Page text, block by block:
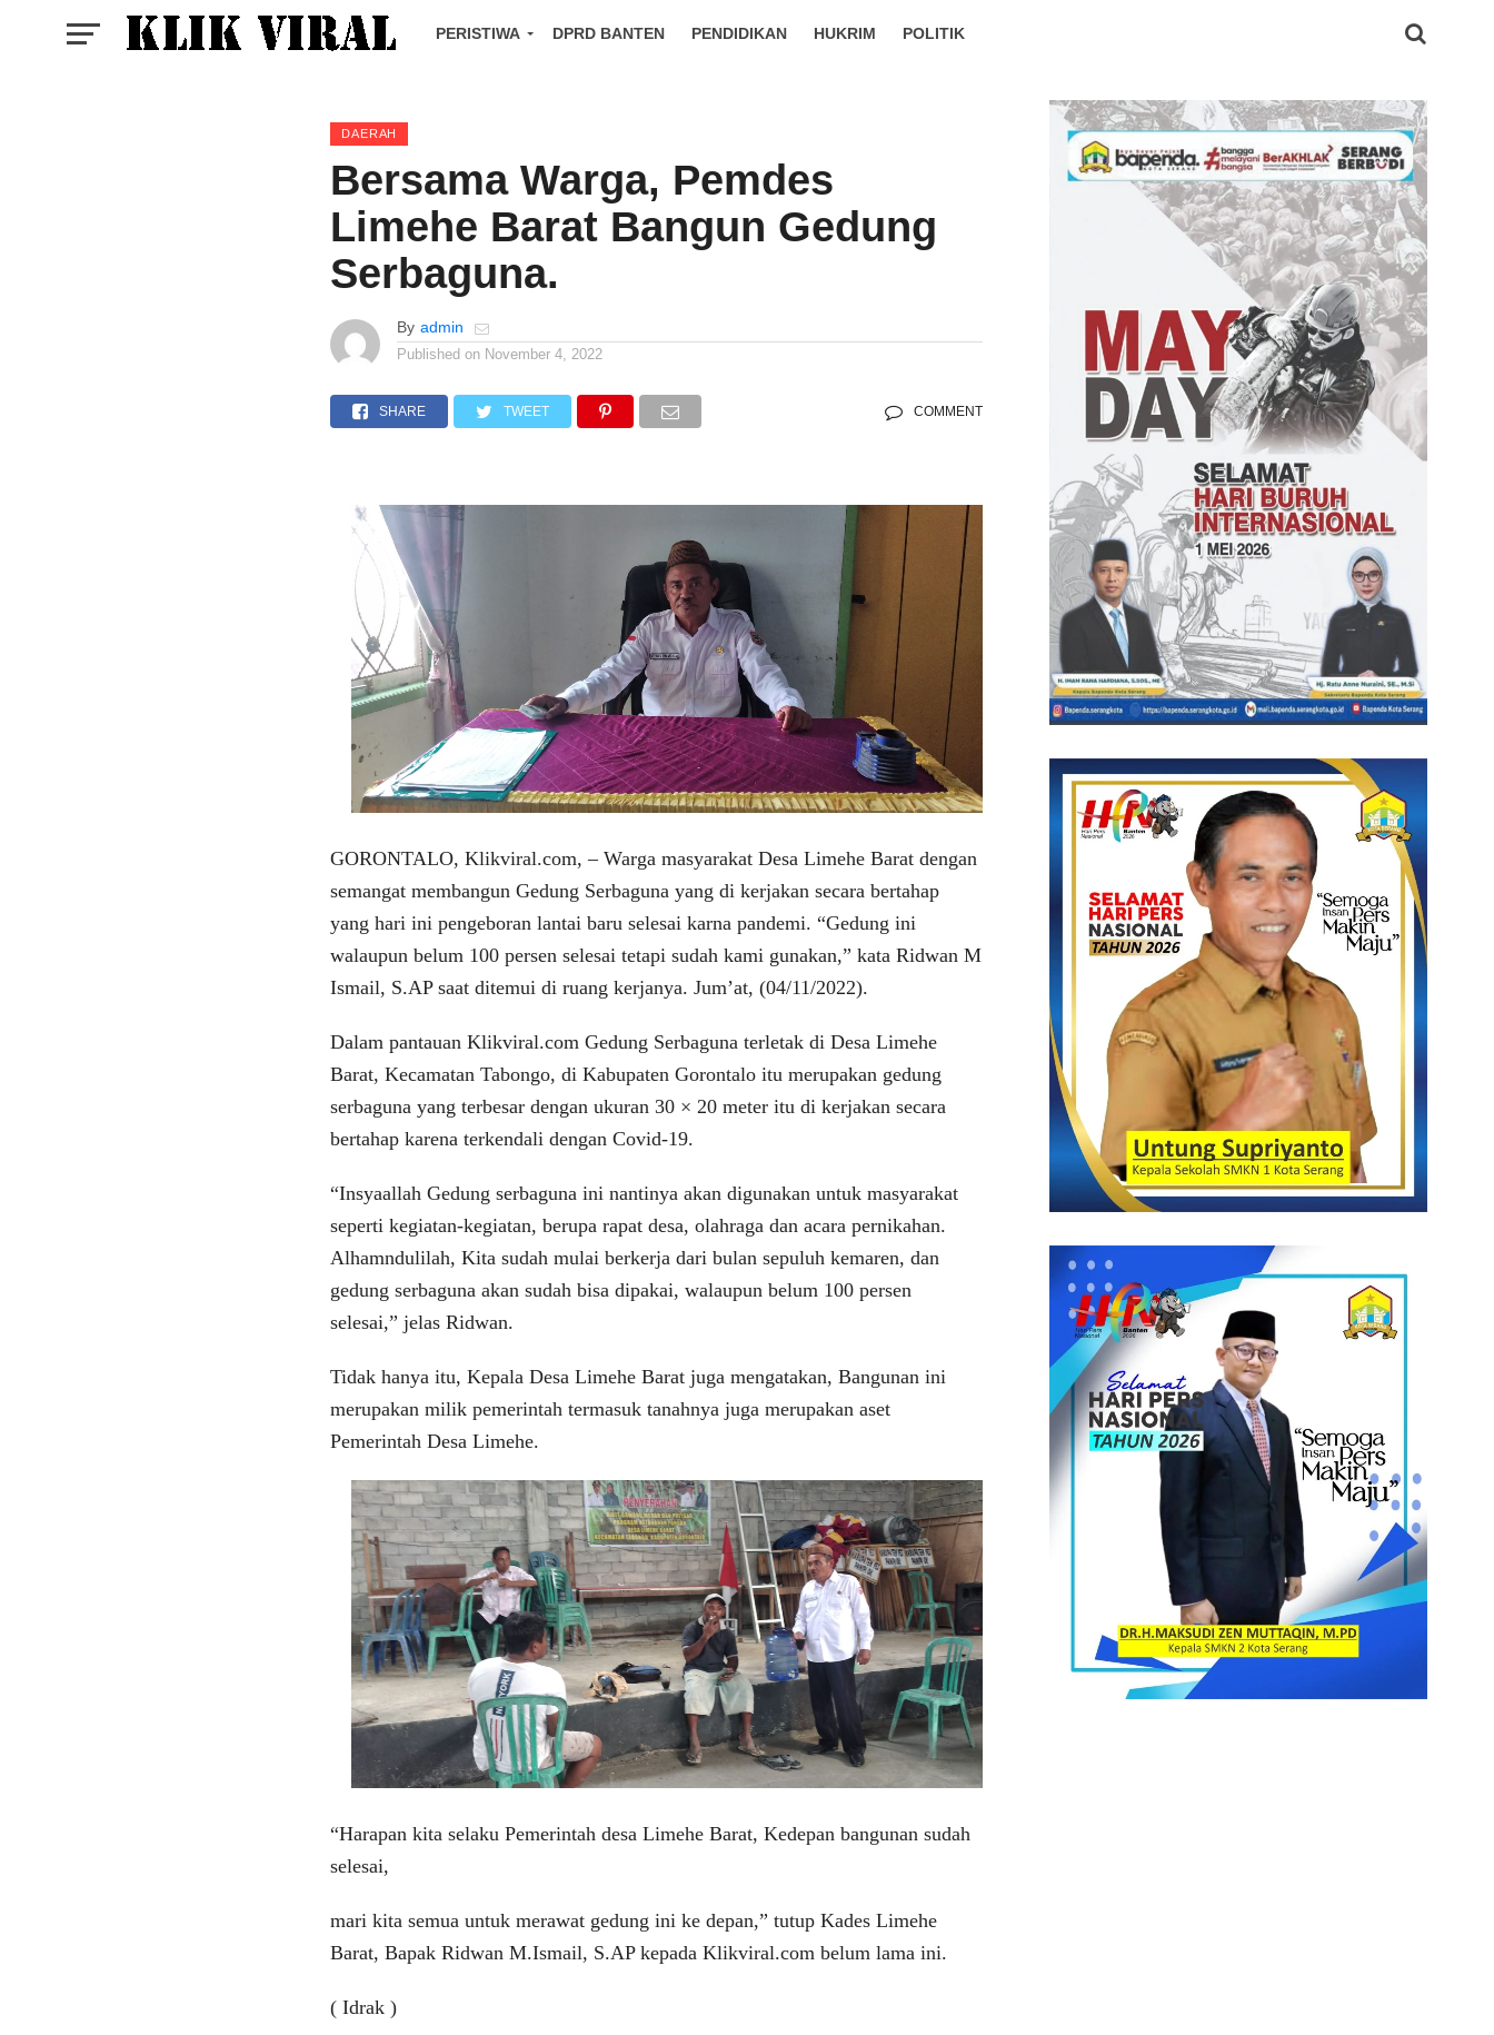
PERISTIWA DPRD BANTEN PENDIDIKAN HUKRIM POLITIK
DAERAH
Bersama Warga, Pemdes
Limehe Barat Bangun Gedung
Serbaguna.
By admin
Published on November 4, 2022
SHARE TWEET COMMENT
GORONTALO, Klikviral.com, – Warga masyarakat Desa Limehe Barat dengan
semangat membangun Gedung Serbaguna yang di kerjakan secara bertahap
yang hari ini pengeboran lantai baru selesai karna pandemi. “Gedung ini
walaupun belum 100 persen selesai tetapi sudah kami gunakan,” kata Ridwan M
Ismail, S.AP saat ditemui di ruang kerjanya. Jum’at, (04/11/2022).
Dalam pantauan Klikviral.com Gedung Serbaguna terletak di Desa Limehe
Barat, Kecamatan Tabongo, di Kabupaten Gorontalo itu merupakan gedung
serbaguna yang terbesar dengan ukuran 30 × 20 meter itu di kerjakan secara
bertahap karena terkendali dengan Covid-19.
“Insyaallah Gedung serbaguna ini nantinya akan digunakan untuk masyarakat
seperti kegiatan-kegiatan, berupa rapat desa, olahraga dan acara pernikahan.
Alhamndulilah, Kita sudah mulai berkerja dari bulan sepuluh kemaren, dan
gedung serbaguna akan sudah bisa dipakai, walaupun belum 100 persen
selesai,” jelas Ridwan.
Tidak hanya itu, Kepala Desa Limehe Barat juga mengatakan, Bangunan ini
merupakan milik pemerintah termasuk tanahnya juga merupakan aset
Pemerintah Desa Limehe.
“Harapan kita selaku Pemerintah desa Limehe Barat, Kedepan bangunan sudah
selesai,
mari kita semua untuk merawat gedung ini ke depan,” tutup Kades Limehe
Barat, Bapak Ridwan M.Ismail, S.AP kepada Klikviral.com belum lama ini.
( Idrak )